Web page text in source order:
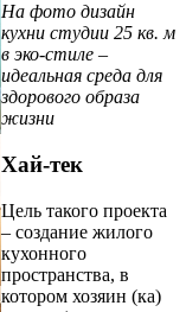
На фото дизайн
кухни студии 25 кв. м
в эко-стиле –
идеальная среда для
здорового образа
жизни
Хай-тек
Цель такого проекта
– создание жилого
кухонного
пространства, в
котором хозяин (ка)